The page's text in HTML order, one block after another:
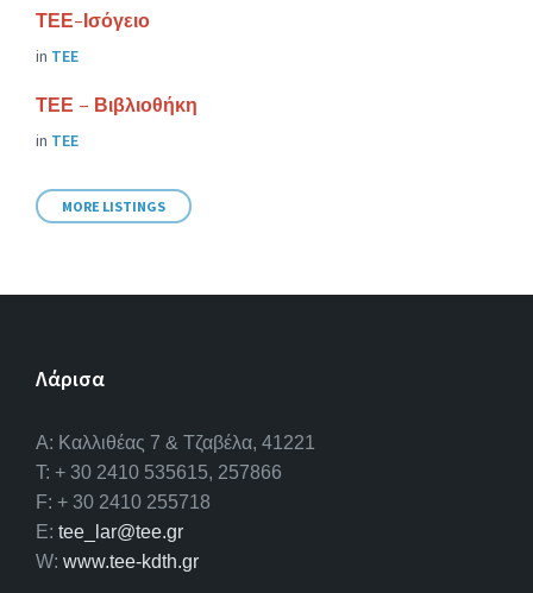
ΤΕΕ-Ισόγειο
in ΤΕΕ
ΤΕΕ – Βιβλιοθήκη
in ΤΕΕ
MORE LISTINGS
Λάρισα
A: Καλλιθέας 7 & Τζαβέλα, 41221
T: + 30 2410 535615, 257866
F: + 30 2410 255718
E: tee_lar@tee.gr
W: www.tee-kdth.gr